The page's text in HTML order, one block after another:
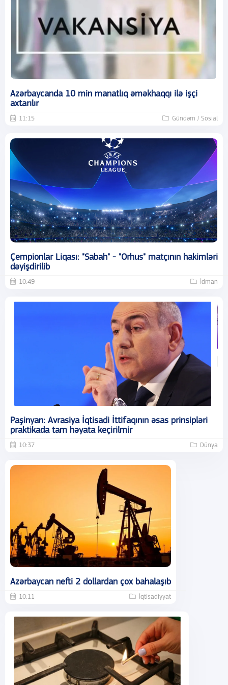
Azərbaycanda 10 min manatlıq əməkhaqqı ilə işçi
axtarılır
11:15 Gündəm / Sosial
Çempionlar Liqası: "Sabah" - "Orhus" matçının hakimləri
dəyişdirilib
10:49 İdman
Paşinyan: Avrasiya İqtisadi İttifaqının əsas prinsipləri
praktikada tam həyata keçirilmir
10:37 Dünya
Azərbaycan nefti 2 dollardan çox bahalaşıb
10:11 İqtisadiyyat